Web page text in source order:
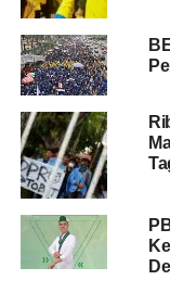
tanggal pasti, ia
melakukan
berikutnya.
Menurut Dimas,
berbagai
masyarakat masih
BACA JUGA
Nasdem: